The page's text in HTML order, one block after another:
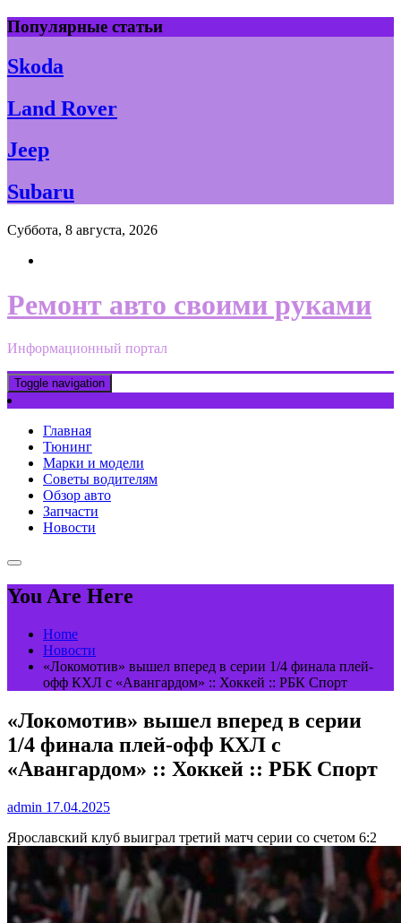
Skip
to
content
Популярные статьи
Skoda
Land Rover
Jeep
Subaru
Суббота, 8 августа, 2026
Ремонт авто своими руками
Информационный портал
Toggle navigation
Главная
Тюнинг
Марки и модели
Советы водителям
Обзор авто
Запчасти
Новости
You Are Here
Home
Новости
«Локомотив» вышел вперед в серии 1/4 финала плей-
офф КХЛ с «Авангардом» :: Хоккей :: РБК Спорт
«Локомотив» вышел вперед в серии
1/4 финала плей-офф КХЛ с
«Авангардом» :: Хоккей :: РБК Спорт
admin 17.04.2025
Ярославский клуб выиграл третий матч серии со счетом 6:2